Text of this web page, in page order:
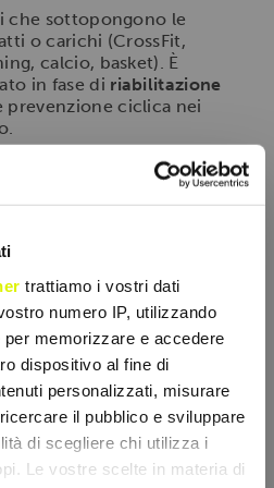
×
trattiamo i vostri dati
numero IP, utilizzando
memorizzare e accedere
dispositivo al fine di
personalizzati, misurare
il pubblico e sviluppare
di scegliere chi utilizza i
Le vostre scelte in materia di
che sottopongono le
o carichi (CrossFit,
calcio, basket). È
in fase di riabilitazione
ciclica nei
g)in 150-200 ml di acqua.
o 30-60 minuti prima